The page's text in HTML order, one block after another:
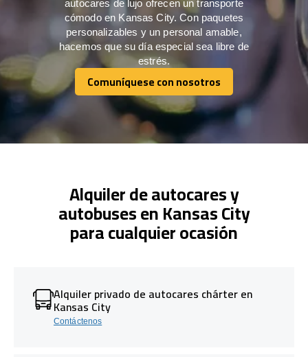
autocares de lujo ofrecen un transporte
cómodo en Kansas City. Con paquetes
personalizables y un personal amable,
hacemos que su día especial sea libre de
estrés.
Comuníquese con nosotros
Comuníquese con nosotros
Alquiler de autocares y
autobuses en Kansas City
para cualquier ocasión
Alquiler privado de autocares chárter en
Kansas City
Contáctenos